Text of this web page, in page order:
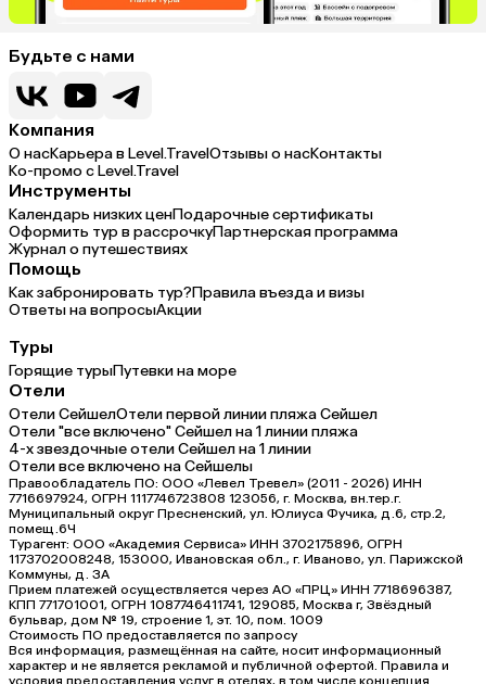
Будьте с нами
Компания
О насКарьера в Level.TravelОтзывы о насКонтакты
Ко-промо с Level.Travel
Инструменты
Календарь низких ценПодарочные сертификаты
Оформить тур в рассрочкуПартнерская программа
Журнал о путешествиях
Помощь
Как забронировать тур?Правила въезда и визы
Ответы на вопросыАкции
Туры
Горящие турыПутевки на море
Отели
Отели СейшелОтели первой линии пляжа Сейшел
Отели "все включено" Сейшел на 1 линии пляжа
4-х звездочные отели Сейшел на 1 линии
Отели все включено на Сейшелы
Правообладатель ПО: ООО «Левел Тревел» (2011 - 2026) ИНН
7716697924, ОГРН 1117746723808 123056, г. Москва, вн.тер.г.
Муниципальный округ Пресненский, ул. Юлиуса Фучика, д.6, стр.2,
помещ.6Ч
Турагент: ООО «Академия Сервиса» ИНН 3702175896, ОГРН
1173702008248, 153000, Ивановская обл., г. Иваново, ул. Парижской
Коммуны, д. ЗА
Прием платежей осуществляется через АО «ПРЦ» ИНН 7718696387,
КПП 771701001, ОГРН 1087746411741, 129085, Москва г, Звёздный
бульвар, дом № 19, строение 1, эт. 10, пом. 1009
Стоимость ПО предоставляется по запросу
Вся информация, размещённая на сайте, носит информационный
характер и не является рекламой и публичной офертой. Правила и
условия предоставления услуг в отелях, в том числе концепция